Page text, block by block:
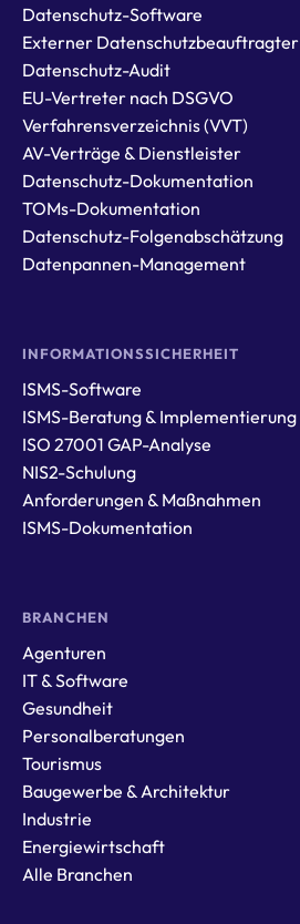
Datenschutz-Software
Externer Datenschutzbeauftragter
Datenschutz-Audit
EU-Vertreter nach DSGVO
Verfahrensverzeichnis (VVT)
AV-Verträge & Dienstleister
Datenschutz-Dokumentation
TOMs-Dokumentation
Datenschutz-Folgenabschätzung
Datenpannen-Management
INFORMATIONSSICHERHEIT
ISMS-Software
ISMS-Beratung & Implementierung
ISO 27001 GAP-Analyse
NIS2-Schulung
Anforderungen & Maßnahmen
ISMS-Dokumentation
BRANCHEN
Agenturen
IT & Software
Gesundheit
Personalberatungen
Tourismus
Baugewerbe & Architektur
Industrie
Energiewirtschaft
Alle Branchen